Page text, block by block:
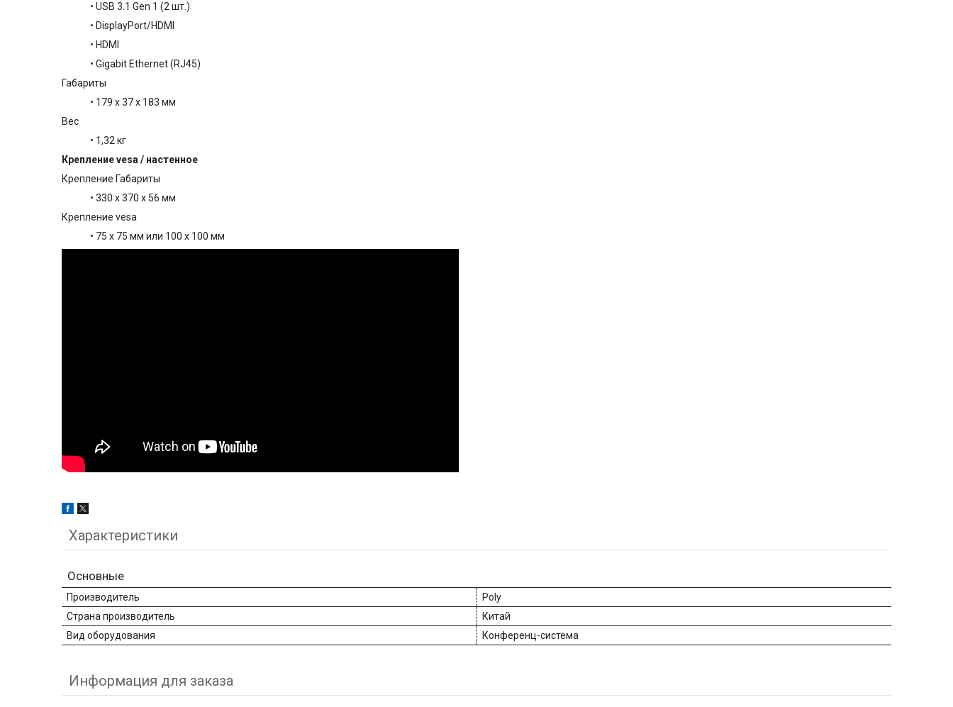
• USB 3.1 Gen 1 (2 шт.)
• DisplayPort/HDMI
• HDMI
• Gigabit Ethernet (RJ45)
Габариты
• 179 x 37 x 183 мм
Вес
• 1,32 кг
Крепление vesa / настенное
Крепление Габариты
• 330 x 370 x 56 мм
Крепление vesa
• 75 x 75 мм или 100 x 100 мм
Характеристики
Основные
Производитель
Poly
Страна производитель
Китай
Вид оборудования
Конференц-система
Информация для заказа